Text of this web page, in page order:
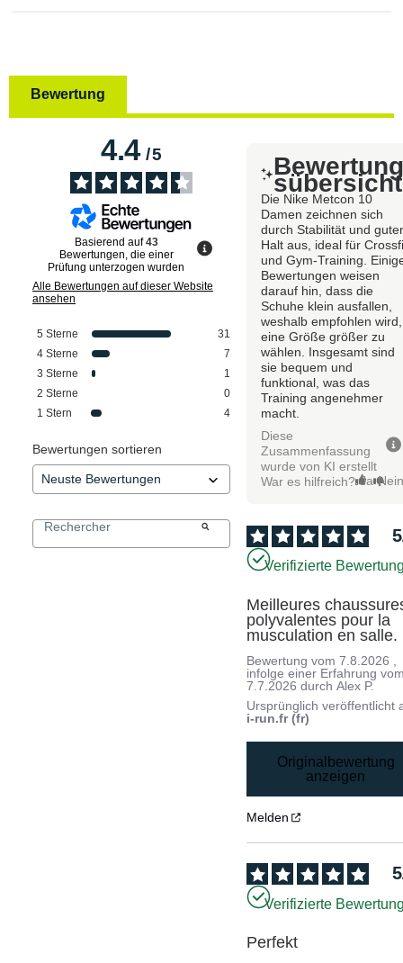
Bewertung
4.4/5
Basierend auf43
Bewertungen, die einer
Prüfung unterzogen wurden
Alle Bewertungen auf dieser Website
ansehen
5 Sterne
31
4 Sterne
7
3 Sterne
1
2 Sterne
0
1 Stern 4
Bewertungen sortieren
sübersicht
Die Nike Metcon 10
Damen zeichnen sich
durch Stabilität und
Halt aus, ideal für
und Gym-Training.
Bewertungen weisen
darauf hin, dass die
Schuhe klein ausfallen,
weshalb empfohlen wird,
eine Größe größer zu
wählen. Insgesamt sind
sie bequem und
funktional, was das
Training angenehmer
macht.
Diese
Zusammenfassung
wurde von KI erstellt
War es hilfreich? Ja
5
Verifizierte
Meilleures
polyvalentes pour la
musculation en salle.
Bewertung vom7.8.2026
infolge einer Erfahrung
7.7.2026 durchAlex P.
Ursprünglich veröffentlicht
i-run.fr (fr)
Originalbewertung
anzeigen
Melden
5
Verifizierte
Perfekt